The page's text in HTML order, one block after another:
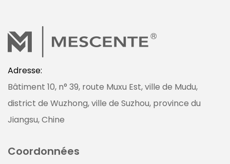
Adresse:
Bâtiment 10, n° 39, route Muxu Est, ville de Mudu,
district de Wuzhong, ville de Suzhou, province du
Jiangsu, Chine
Coordonnées